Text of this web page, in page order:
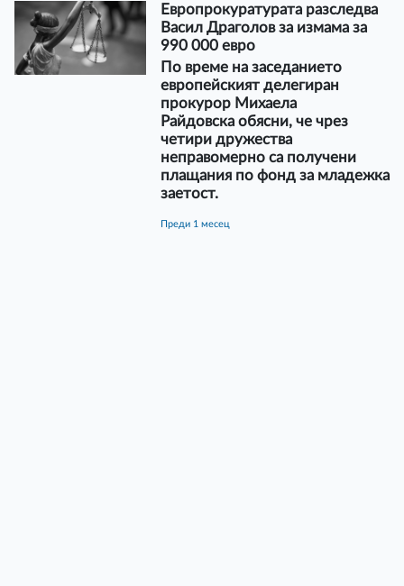
Европрокуратурата разследва
Васил Драголов за измама за
990 000 евро
По време на заседанието
европейският делегиран
прокурор Михаела
Райдовска обясни, че чрез
четири дружества
неправомерно са получени
плащания по фонд за младежка
заетост.
преди 1 месец